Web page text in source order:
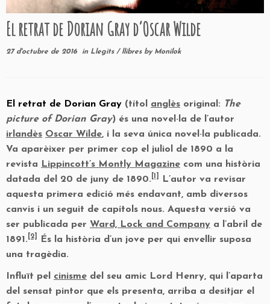
El retrat de Dorian Gray d’Oscar Wilde
27 d'octubre de 2016 in Llegits / llibres by Monilok
El retrat de Dorian Gray (títol anglès original: The
picture of Dorian Gray) és una novel·la de l’autor
irlandès Oscar Wilde, i la seva única novel·la publicada.
Va aparèixer per primer cop el juliol de 1890 a la
revista
Lippincott’s Montly Magazine com una història
datada del 20 de juny de 1890. [1]
L’autor va revisar
aquesta primera edició més endavant, amb diversos
canvis i un seguit de capítols nous. Aquesta versió va
ser publicada per Ward, Lock and Company a l’abril de
1891. [2]
És la història d’un jove per qui envellir suposa
una tragèdia.
Influït pel cinisme del seu amic Lord Henry, qui l’aparta
del sensat pintor que els presenta, arriba a desitjar el